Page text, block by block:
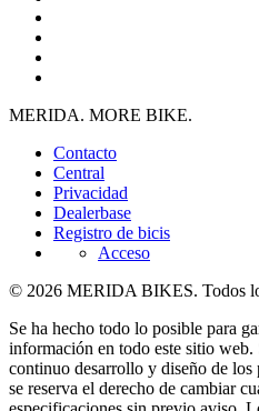
MERIDA. MORE BIKE.
Contacto
Central
Privacidad
Dealerbase
Registro de bicis
Acceso
© 2026 MERIDA BIKES. Todos
Se ha hecho todo lo posible para
información en todo este sitio
continuo desarrollo y diseño de
se reserva el derecho de cambiar